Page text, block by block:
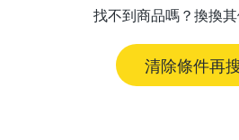
找不到商品嗎？換換其
清除條件再